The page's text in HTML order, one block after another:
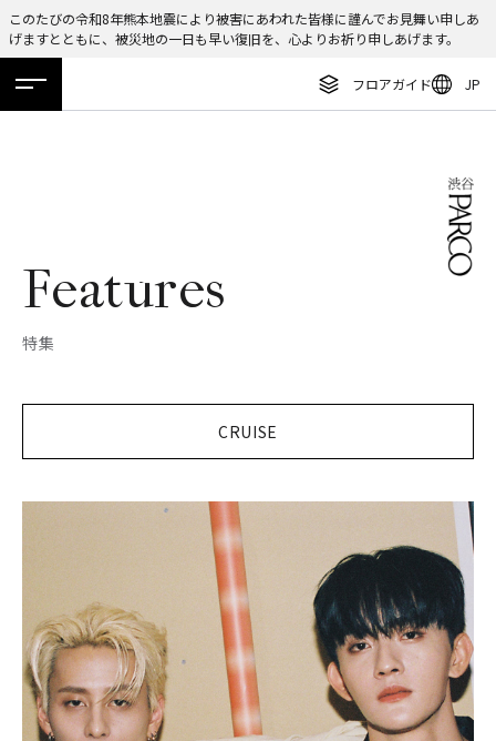
このたびの令和8年熊本地震により被害にあわれた皆様に謹んでお見舞い申しあ
げますとともに、被災地の一日も早い復旧を、心よりお祈り申しあげます。
フロアガイド JP
ホーム 特集 ニュース イベント アクセス
ニュース
特集
DELIVERY SERVICES
PARCOメンバーズ
オンラインストア
リクルート
ENGLISH
繁体字
日本語
Features
特集
CRUISE